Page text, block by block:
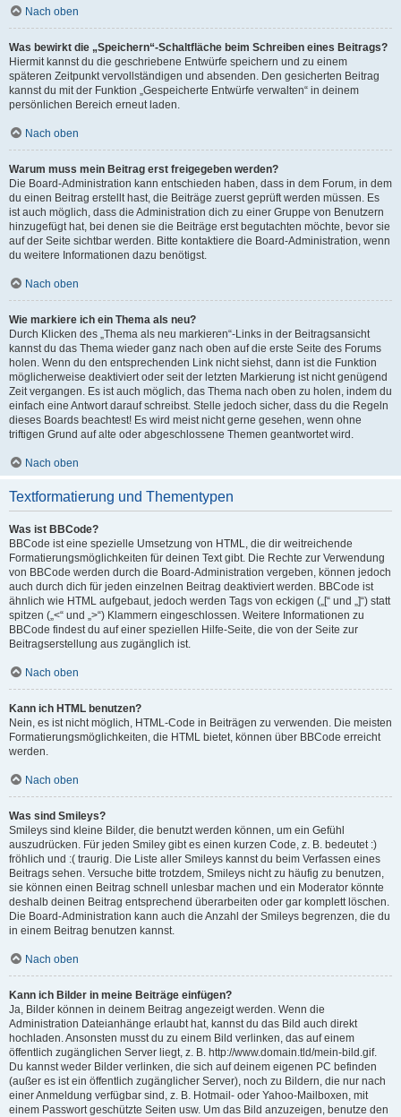
Nach oben
Was bewirkt die „Speichern“-Schaltfläche beim Schreiben eines Beitrags?
Hiermit kannst du die geschriebene Entwürfe speichern und zu einem
späteren Zeitpunkt vervollständigen und absenden. Den gesicherten Beitrag
kannst du mit der Funktion „Gespeicherte Entwürfe verwalten“ in deinem
persönlichen Bereich erneut laden.
Nach oben
Warum muss mein Beitrag erst freigegeben werden?
Die Board-Administration kann entschieden haben, dass in dem Forum, in dem
du einen Beitrag erstellt hast, die Beiträge zuerst geprüft werden müssen. Es
ist auch möglich, dass die Administration dich zu einer Gruppe von Benutzern
hinzugefügt hat, bei denen sie die Beiträge erst begutachten möchte, bevor sie
auf der Seite sichtbar werden. Bitte kontaktiere die Board-Administration, wenn
du weitere Informationen dazu benötigst.
Nach oben
Wie markiere ich ein Thema als neu?
Durch Klicken des „Thema als neu markieren“-Links in der Beitragsansicht
kannst du das Thema wieder ganz nach oben auf die erste Seite des Forums
holen. Wenn du den entsprechenden Link nicht siehst, dann ist die Funktion
möglicherweise deaktiviert oder seit der letzten Markierung ist nicht genügend
Zeit vergangen. Es ist auch möglich, das Thema nach oben zu holen, indem du
einfach eine Antwort darauf schreibst. Stelle jedoch sicher, dass du die Regeln
dieses Boards beachtest! Es wird meist nicht gerne gesehen, wenn ohne
triftigen Grund auf alte oder abgeschlossene Themen geantwortet wird.
Nach oben
Textformatierung und Thementypen
Was ist BBCode?
BBCode ist eine spezielle Umsetzung von HTML, die dir weitreichende
Formatierungsmöglichkeiten für deinen Text gibt. Die Rechte zur Verwendung
von BBCode werden durch die Board-Administration vergeben, können jedoch
auch durch dich für jeden einzelnen Beitrag deaktiviert werden. BBCode ist
ähnlich wie HTML aufgebaut, jedoch werden Tags von eckigen („[“ und „]“) statt
spitzen („<“ und „>“) Klammern eingeschlossen. Weitere Informationen zu
BBCode findest du auf einer speziellen Hilfe-Seite, die von der Seite zur
Beitragserstellung aus zugänglich ist.
Nach oben
Kann ich HTML benutzen?
Nein, es ist nicht möglich, HTML-Code in Beiträgen zu verwenden. Die meisten
Formatierungsmöglichkeiten, die HTML bietet, können über BBCode erreicht
werden.
Nach oben
Was sind Smileys?
Smileys sind kleine Bilder, die benutzt werden können, um ein Gefühl
auszudrücken. Für jeden Smiley gibt es einen kurzen Code, z. B. bedeutet :)
fröhlich und :( traurig. Die Liste aller Smileys kannst du beim Verfassen eines
Beitrags sehen. Versuche bitte trotzdem, Smileys nicht zu häufig zu benutzen,
sie können einen Beitrag schnell unlesbar machen und ein Moderator könnte
deshalb deinen Beitrag entsprechend überarbeiten oder gar komplett löschen.
Die Board-Administration kann auch die Anzahl der Smileys begrenzen, die du
in einem Beitrag benutzen kannst.
Nach oben
Kann ich Bilder in meine Beiträge einfügen?
Ja, Bilder können in deinem Beitrag angezeigt werden. Wenn die
Administration Dateianhänge erlaubt hat, kannst du das Bild auch direkt
hochladen. Ansonsten musst du zu einem Bild verlinken, das auf einem
öffentlich zugänglichen Server liegt, z. B. http://www.domain.tld/mein-bild.gif.
Du kannst weder Bilder verlinken, die sich auf deinem eigenen PC befinden
(außer es ist ein öffentlich zugänglicher Server), noch zu Bildern, die nur nach
einer Anmeldung verfügbar sind, z. B. Hotmail- oder Yahoo-Mailboxen, mit
einem Passwort geschützte Seiten usw. Um das Bild anzuzeigen, benutze den